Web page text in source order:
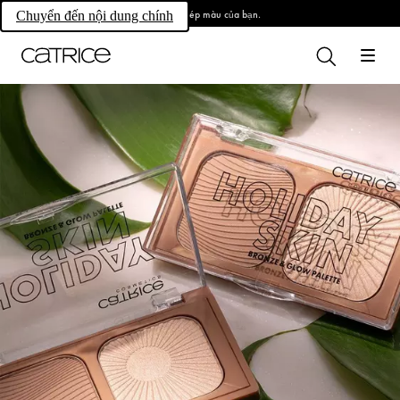
Chuyển đến nội dung chínhLàm chủ phép màu của bạn.